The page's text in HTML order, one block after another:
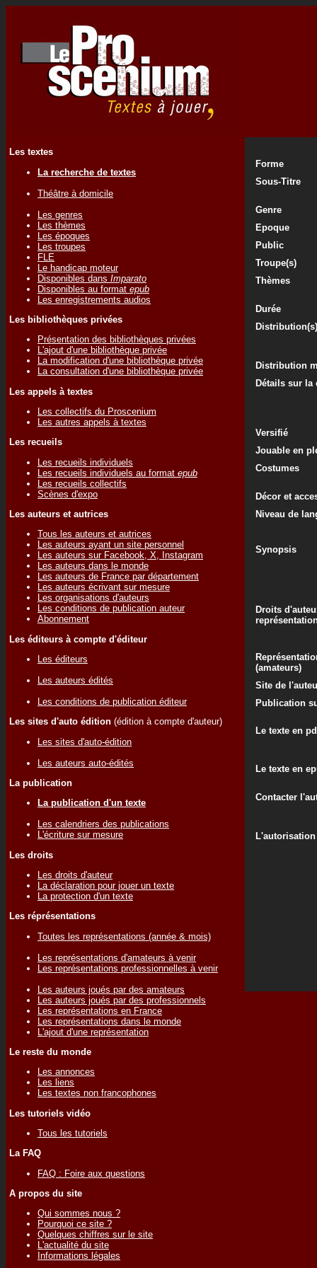
Les textes
La recherche de textes
Théâtre à domicile
Les genres
Les thèmes
Les époques
Les troupes
FLE
Le handicap moteur
Disponibles dans Imparato
Disponibles au format epub
Les enregistrements audios
Les bibliothèques privées
Présentation des bibliothèques privées
L'ajout d'une bibliothèque privée
La modification d'une bibliothèque privée
La consultation d'une bibliothèque privée
Les appels à textes
Les collectifs du Proscenium
Les autres appels à textes
Les recueils
Les recueils individuels
Les recueils individuels au format epub
Les recueils collectifs
Scènes d'expo
Les auteurs et autrices
Tous les auteurs et autrices
Les auteurs ayant un site personnel
Les auteurs sur Facebook, X, Instagram
Les auteurs dans le monde
Les auteurs de France par département
Les auteurs écrivant sur mesure
Les organisations d'auteurs
Les conditions de publication auteur
Abonnement
Les éditeurs à compte d'éditeur
Les éditeurs
Les auteurs édités
Les conditions de publication éditeur
Les sites d'auto édition (édition à compte d'auteur)
Les sites d'auto-édition
Les auteurs auto-édités
La publication
La publication d'un texte
Les calendriers des publications
L'écriture sur mesure
Les droits
Les droits d'auteur
La déclaration pour jouer un texte
La protection d'un texte
Les réprésentations
Toutes les représentations (année & mois)
Les représentations d'amateurs à venir
Les représentations professionnelles à venir
Les auteurs joués par des amateurs
Les auteurs joués par des professionnels
Les représentations en France
Les représentations dans le monde
L'ajout d'une représentation
Le reste du monde
Les annonces
Les liens
Les textes non francophones
Les tutoriels vidéo
Tous les tutoriels
La FAQ
FAQ : Foire aux questions
A propos du site
Qui sommes nous ?
Pourquoi ce site ?
Quelques chiffres sur le site
L'actualité du site
Informations légales
Forme
Sous-Titre
Genre
Epoque
Public
Troupe(s)
Thèmes
Durée
Distribution(s)
Distribution
Détails sur
Versifié
Jouable en
Costumes
Décor et
Niveau de
Synopsis
Droits
(amateurs)
Site de
Publication
Le texte en
Le texte en
Contacter
L'autorisation